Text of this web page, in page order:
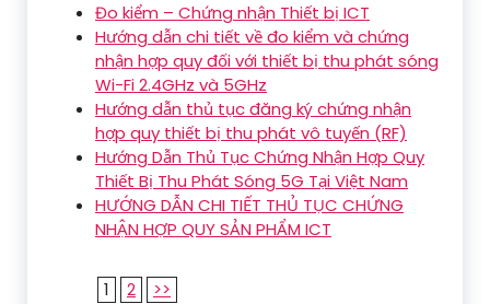
Đo kiểm – Chứng nhận Thiết bị ICT
Hướng dẫn chi tiết về đo kiểm và chứng
nhận hợp quy đối với thiết bị thu phát sóng
Wi-Fi 2.4GHz và 5GHz
Hướng dẫn thủ tục đăng ký chứng nhận
hợp quy thiết bị thu phát vô tuyến (RF)
Hướng Dẫn Thủ Tục Chứng Nhận Hợp Quy
Thiết Bị Thu Phát Sóng 5G Tại Việt Nam
HƯỚNG DẪN CHI TIẾT THỦ TỤC CHỨNG
NHẬN HỢP QUY SẢN PHẨM ICT
1 2 >>